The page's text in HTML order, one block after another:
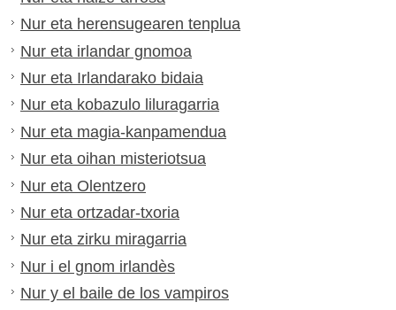
Nur eta herensugearen tenplua
Nur eta irlandar gnomoa
Nur eta Irlandarako bidaia
Nur eta kobazulo liluragarria
Nur eta magia-kanpamendua
Nur eta oihan misteriotsua
Nur eta Olentzero
Nur eta ortzadar-txoria
Nur eta zirku miragarria
Nur i el gnom irlandès
Nur y el baile de los vampiros